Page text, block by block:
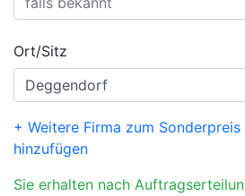
Ort/Sitz
+ Weitere Firma zum
hinzufügen
Sie erhalten nach